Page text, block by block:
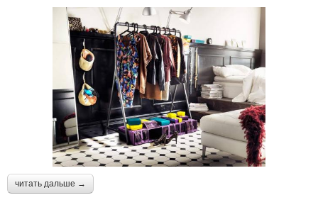
читать дальше →